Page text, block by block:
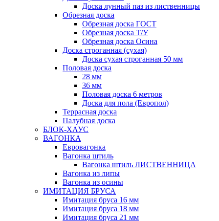
Доска лунный паз из лиственницы
Обрезная доска
Обрезная доска ГОСТ
Обрезная доска Т/У
Обрезная доска Осина
Доска строганная (сухая)
Доска сухая строганная 50 мм
Половая доска
28 мм
36 мм
Половая доска 6 метров
Доска для пола (Европол)
Террасная доска
Палубная доска
БЛОК-ХАУС
ВАГОНКА
Евровагонка
Вагонка штиль
Вагонка штиль ЛИСТВЕННИЦА
Вагонка из липы
Вагонка из осины
ИМИТАЦИЯ БРУСА
Имитация бруса 16 мм
Имитация бруса 18 мм
Имитация бруса 21 мм